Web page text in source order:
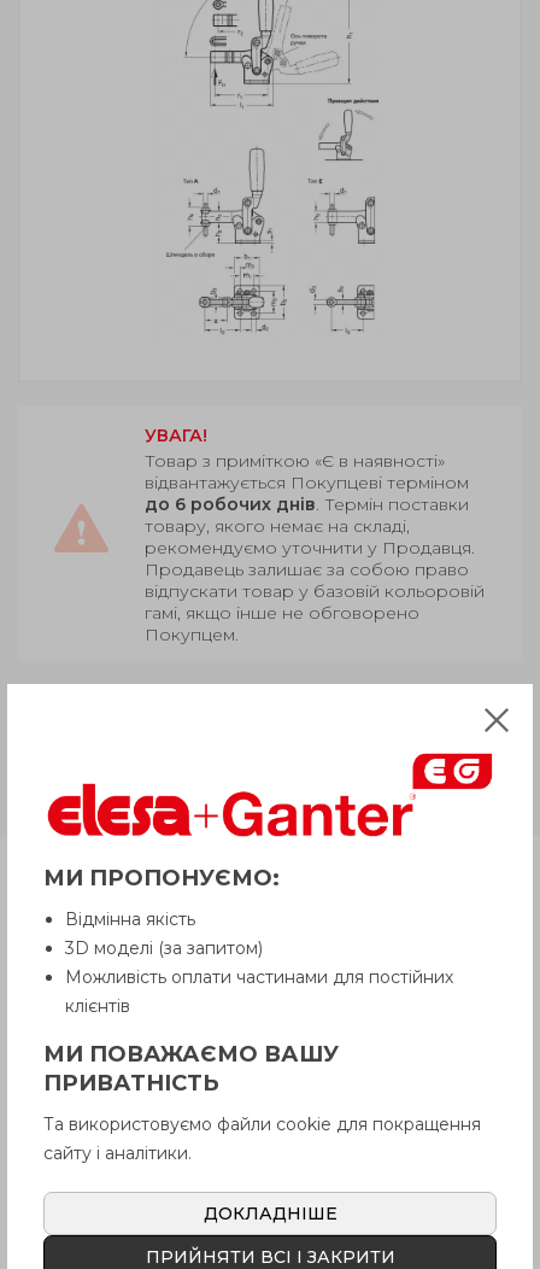
УВАГА!
Товар з приміткою «Є в наявності»
відвантажується Покупцеві терміном
до 6 робочих днів. Термін поставки
товару, якого немає на складі,
рекомендуємо уточнити у Продавця.
Продавець залишає за собою право
відпускати товар у базовій кольоровій
гамі, якщо інше не обговорено
Покупцем.
затискач з втулкою, більше
мільйона циклів затискання
Продукція
Опис
Питання про продукцію
Інструкція (pdf.)
Відгуки
МИ ПРОПОНУЄМО:
Відмінна якість
3D моделі (за запитом)
Можливість оплати частинами для постійних
клієнтів
МИ ПОВАЖАЄМО ВАШУ
ПРИВАТНІСТЬ
Та використовуємо файли cookie для покращення
сайту і аналітики.
ДОКЛАДНІШЕ
ПРИЙНЯТИ ВСІ І ЗАКРИТИ